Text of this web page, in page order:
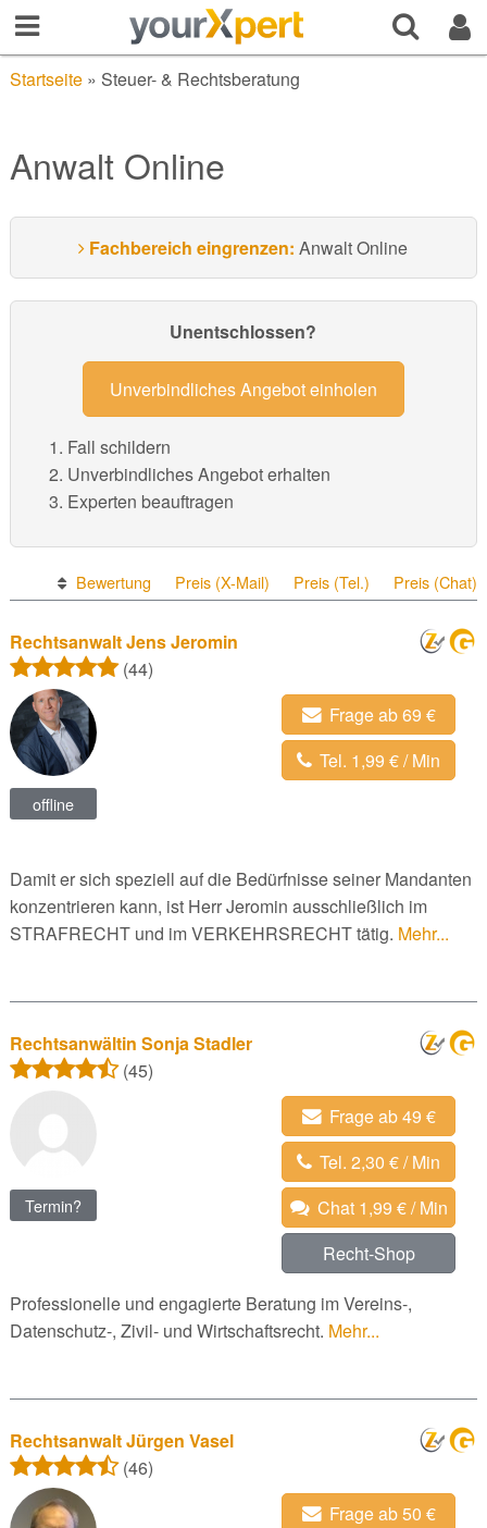
Startseite» Steuer- & Rechtsberatung
Anwalt Online
Fachbereich eingrenzen: Anwalt Online
Unentschlossen?
Unverbindliches Angebot einholen
Fall schildern
Unverbindliches Angebot erhalten
Experten beauftragen
Bewertung Preis (X-Mail) Preis (Tel.) Preis (Chat)
Rechtsanwalt Jens Jeromin
(44)
offline
Frage ab 69 €
Tel. 1,99 € / Min
Damit er sich speziell auf die Bedürfnisse seiner Mandanten
konzentrieren kann, ist Herr Jeromin ausschließlich im
STRAFRECHT und im VERKEHRSRECHT tätig. Mehr...
Rechtsanwältin Sonja Stadler
(45)
Termin?
Frage ab 49 €
Tel. 2,30 € / Min
Chat 1,99 € / Min
Recht-Shop
Professionelle und engagierte Beratung im Vereins-,
Datenschutz-, Zivil- und Wirtschaftsrecht. Mehr...
Rechtsanwalt Jürgen Vasel
(46)
Frage ab 50 €